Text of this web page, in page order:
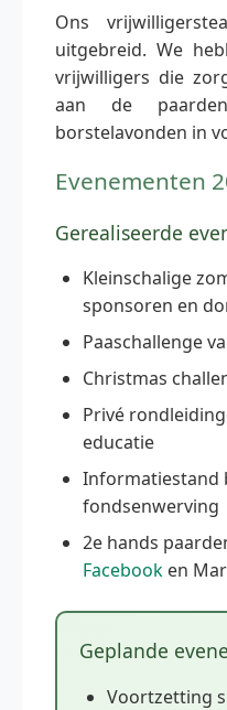
Ons
uitgebreid. We
vrijwilligers die
aan de
borstelavonden in
Evenementen
Gerealiseerde
Kleinschalige
sponsoren en
Paaschallenge
Christmas
Privé
educatie
Informatiestand
fondsenwerving
2e hands
Facebook en
Geplande
Voortzetting